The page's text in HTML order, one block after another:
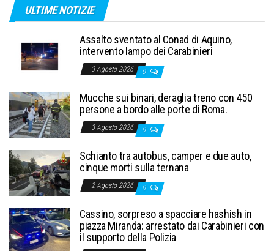
ULTIME NOTIZIE
Assalto sventato al Conad di Aquino,
intervento lampo dei Carabinieri
3 Agosto 2026 0
Mucche sui binari, deraglia treno con 450
persone a bordo alle porte di Roma.
3 Agosto 2026 0
Schianto tra autobus, camper e due auto,
cinque morti sulla ternana
2 Agosto 2026 0
Cassino, sorpreso a spacciare hashish in
piazza Miranda: arrestato dai Carabinieri con
il supporto della Polizia